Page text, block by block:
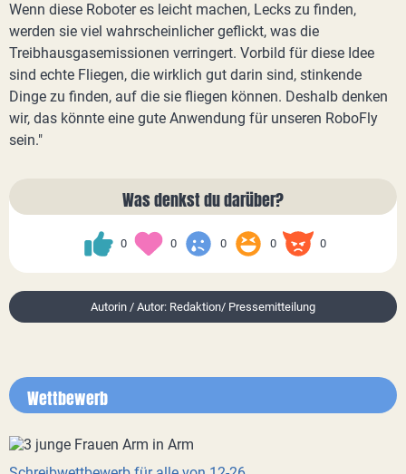
Wenn diese Roboter es leicht machen, Lecks zu finden,
werden sie viel wahrscheinlicher geflickt, was die
Treibhausgasemissionen verringert. Vorbild für diese Idee
sind echte Fliegen, die wirklich gut darin sind, stinkende
Dinge zu finden, auf die sie fliegen können. Deshalb denken
wir, das könnte eine gute Anwendung für unseren RoboFly
sein."
Was denkst du darüber?
0 0 0 0 0
Autorin / Autor: Redaktion/ Pressemitteilung
Wettbewerb